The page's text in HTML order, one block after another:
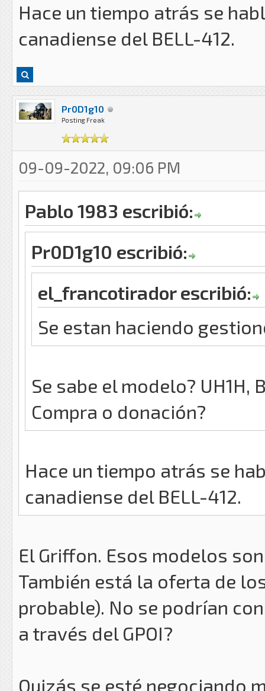
Hace un tiempo atrás se
canadiense del BELL-412.
Pr0D1g10
Posting Freak
09-09-2022, 09:06 PM
Pablo 1983 escribió:
Pr0D1g10 escribió:
el_francotirador escribió:
Se estan haciendo
Se sabe el modelo? UH1H,
Compra o donación?
Hace un tiempo atrás se
canadiense del BELL-412.
El Griffon. Esos modelos
También está la oferta de
probable). No se podrían
a través del GPOI?
Quizás se esté negociando